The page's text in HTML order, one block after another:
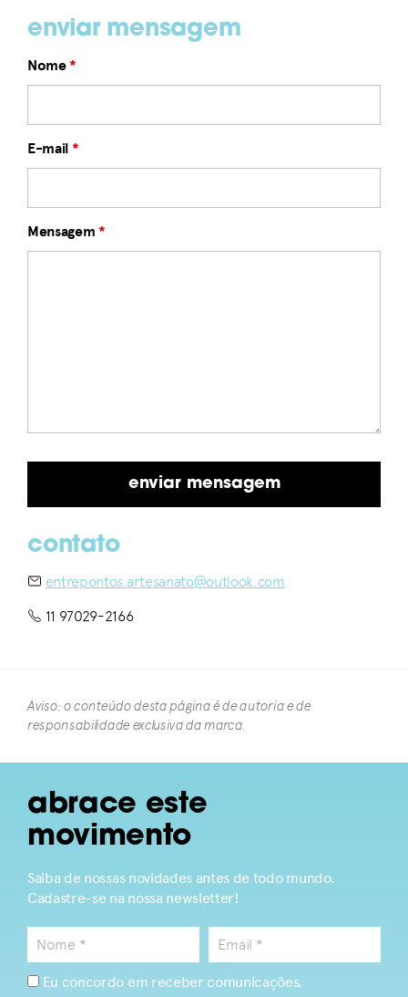
enviar mensagem
Nome *
E-mail *
Mensagem *
contato
entrepontos.artesanato@outlook.com
11 97029-2166
Aviso: o conteúdo desta página é de autoria e de
responsabilidade exclusiva da marca.​
abrace este
movimento
Saiba de nossas novidades antes de todo mundo.
Cadastre-se na nossa newsletter!
Eu concordo em receber comunicações.